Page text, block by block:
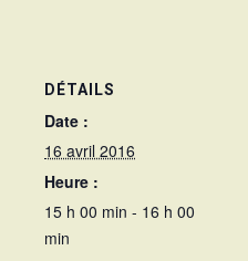
DÉTAILS
Date :
16 avril 2016
Heure :
15 h 00 min - 16 h 00
min